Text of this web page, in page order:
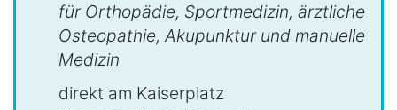
für Orthopädie, Sportmedizin, ärztliche
Osteopathie, Akupunktur und manuelle
Medizin
direkt am Kaiserplatz